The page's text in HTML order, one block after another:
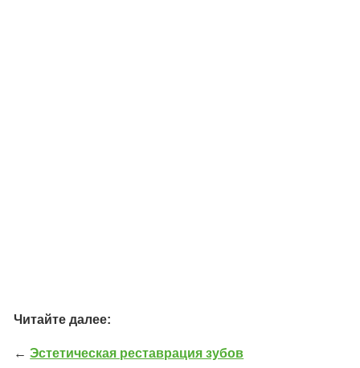
Читайте далее:
←Эстетическая реставрация зубов